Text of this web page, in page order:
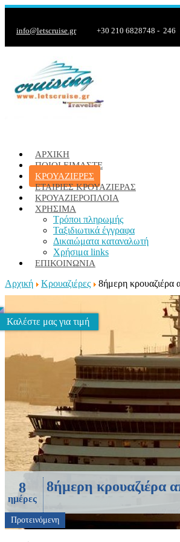
info@letscruise.gr +30 210 6828748 - 246
ΑΡΧΙΚΉ
ΠΟΙΟΊ ΕΊΜΑΣΤΕ
ΚΡΟΥΑΖΙΈΡΕΣ
ΕΤΑΙΡΙΕΣ ΚΡΟΥΑΖΙΕΡΑΣ
ΚΡΟΥΑΖΙΕΡΌΠΛΟΙΑ
ΧΡΉΣΙΜΑ
Τρόποι πληρωμής
Ταξιδιωτικά έγγραφα
Δικαιώματα καταναλωτή
Χρήσιμα links
ΕΠΙΚΟΙΝΩΝΊΑ
Αρχική Κρουαζιέρες 8ήμερη κρουαζιέρα
Καλέστε μας για τιμή
8
ημέρες
8ήμερη κρουαζιέρα
Προτεινόμενη